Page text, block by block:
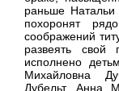
раньше
похоронят
соображений
развеять
исполнено
Михайловна
Дубельт, Анна